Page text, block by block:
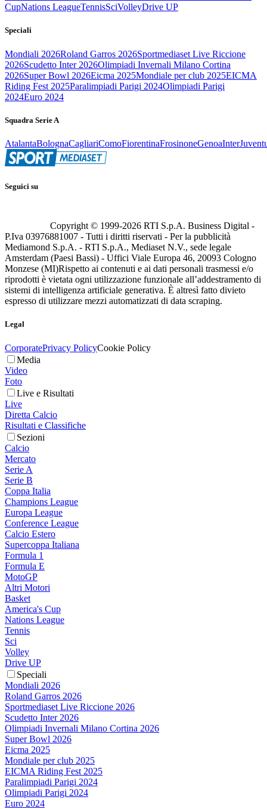
CupNations LeagueTennisSciVolleyDrive UP
Speciali
Mondiali 2026Roland Garros 2026Sportmediaset Live Riccione
2026Scudetto Inter 2026Olimpiadi Invernali Milano Cortina
2026Super Bowl 2026Eicma 2025Mondiale per club 2025EICMA
Riding Fest 2025Paralimpiadi Parigi 2024Olimpiadi Parigi
2024Euro 2024
Squadra Serie A
AtalantaBolognaCagliariComoFiorentinaFrosinoneGenoaInter
Seguici su
Copyright © 1999-2026 RTI S.p.A. Business Digital -
P.Iva 03976881007 - Tutti i diritti riservati - Per la pubblicità
Mediamond S.p.A. - RTI S.p.A., Mediaset N.V., sede legale
Amsterdam (Paesi Bassi) - Uffici Viale Europa 46, 20093 Cologno
Monzese (MI)Rispetto ai contenuti e ai dati personali trasmessi e/o
riprodotti è vietata ogni utilizzazione funzionale all’addestramento di
sistemi di intelligenza artificiale generativa. È altresì fatto divieto
espresso di utilizzare mezzi automatizzati di data scraping.
Legal
CorporatePrivacy PolicyCookie Policy
Media
Video
Foto
Live e Risultati
Live
Diretta Calcio
Risultati e Classifiche
Sezioni
Calcio
Mercato
Serie A
Serie B
Coppa Italia
Champions League
Europa League
Conference League
Calcio Estero
Supercoppa Italiana
Formula 1
Formula E
MotoGP
Altri Motori
Basket
America's Cup
Nations League
Tennis
Sci
Volley
Drive UP
Speciali
Mondiali 2026
Roland Garros 2026
Sportmediaset Live Riccione 2026
Scudetto Inter 2026
Olimpiadi Invernali Milano Cortina 2026
Super Bowl 2026
Eicma 2025
Mondiale per club 2025
EICMA Riding Fest 2025
Paralimpiadi Parigi 2024
Olimpiadi Parigi 2024
Euro 2024